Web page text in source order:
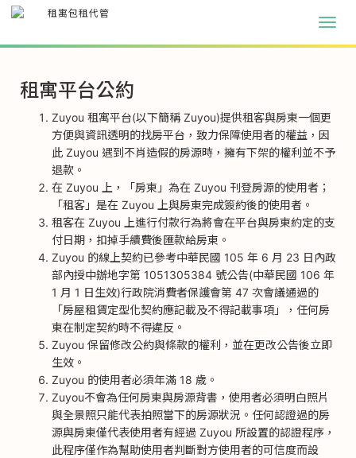
租寓平台公約
Zuyou 租寓平台(以下簡稱 Zuyou)提供租客與房東一個更
方便與資訊透明的找房平台，致力保障使用者的權益，因
此 Zuyou 遇到不肖造假的房源時，擁有下架的權利並不予
退款。
在 Zuyou 上，「房東」為在 Zuyou 刊登房源的使用者；
「租客」是在 Zuyou 上與房東完成簽約後的使用者。
租客在 Zuyou 上進行付款行為將會在平台與房東約定的支
付日期，扣掉手續費後匯款給房東。
Zuyou 的線上契約已參考中華民國 105 年 6 月 23 日內政
部內授中辦地字第 1051305384 號公告(中華民國 106 年
1 月 1 日生效)行政院消費者保護會第 47 次會議通過的
「房屋租賃定型化契約應記載及不得記載事項」，任何房
東在制定契約時不得違反。
Zuyou 保留修改公約與條款的權利，並在更改公告後立即
生效。
Zuyou 的使用者必須年滿 18 歲。
Zuyou不會為任何房東與房源背書，使用者必須明白照片
與全景照只能代表拍照當下的房源狀況。任何認證過的房
源與房東僅代表使用者有經過 Zuyou 所設置的認證程序，
此程序僅作為幫助使用者判斷對方使用者的可信度而設